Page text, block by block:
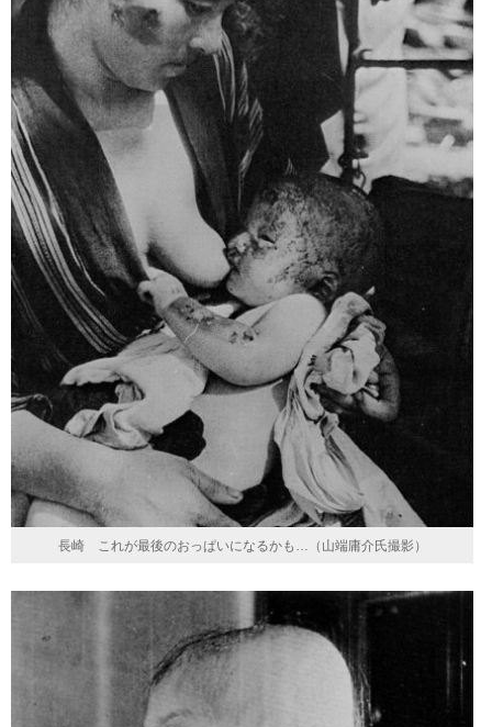
長崎 これが最後のおっぱいになるかも…（山端庸介氏撮影）